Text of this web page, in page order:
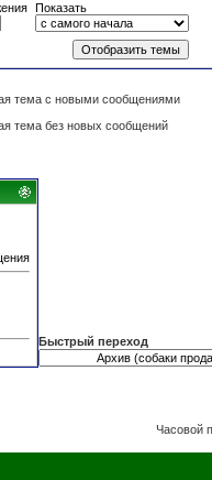
Показать
тема с новыми сообщениями
тема без новых сообщений
Быстрый переход
Часовой